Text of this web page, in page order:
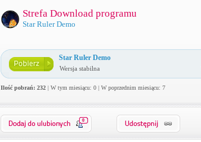
Strefa Download programu
Star Ruler Demo
Star Ruler Demo
Wersja stabilna
Ilość pobrań: 232| W tym miesiącu: 0 | W poprzednim miesiącu: 7
0